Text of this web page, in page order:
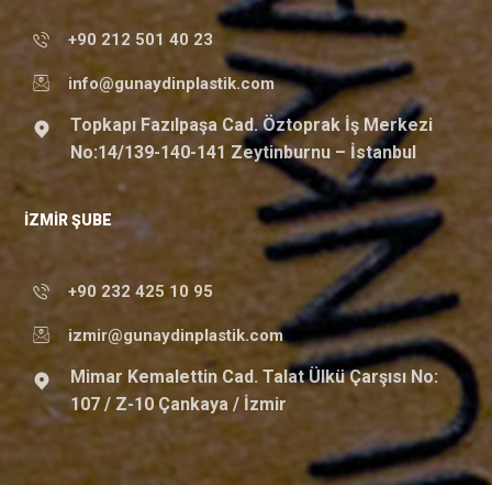
+90 212 501 40 23
info@gunaydinplastik.com
Topkapı Fazılpaşa Cad. Öztoprak İş Merkezi
No:14/139-140-141 Zeytinburnu – İstanbul
İZMIR ŞUBE
+90 232 425 10 95
izmir@gunaydinplastik.com
Mimar Kemalettin Cad. Talat Ülkü Çarşısı No:
107 / Z-10 Çankaya / İzmir